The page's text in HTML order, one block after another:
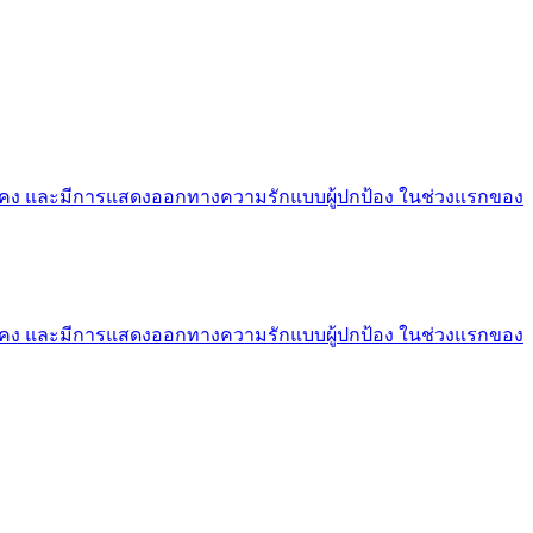
และมีการแสดงออกทางความรักแบบผู้ปกป้อง ในช่วงแรกของ
และมีการแสดงออกทางความรักแบบผู้ปกป้อง ในช่วงแรกของ